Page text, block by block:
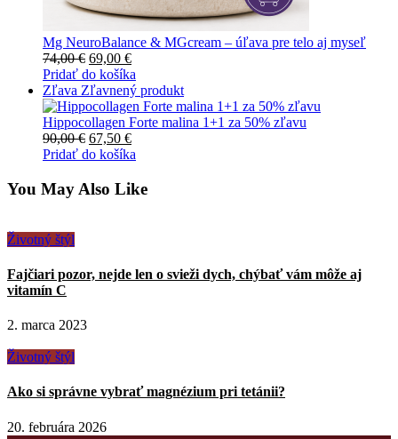
Mg NeuroBalance & MGcream – úľava pre telo aj myseľ
74,00€ 69,00 €
Pridať do košíka
Zľava Zľavnený produkt
Hippocollagen Forte malina 1+1 za 50% zľavu
90,00€ 67,50 €
Pridať do košíka
You May Also Like
Životný štýl
Fajčiari pozor, nejde len o svieži dych, chýbať vám môže aj
vitamín C
2. marca 2023
Životný štýl
Ako si správne vybrať magnézium pri tetánii?
20. februára 2026